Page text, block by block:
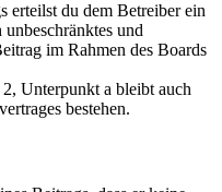
erteilst du dem Betreiber ein
und
im Rahmen des Boards
Unterpunkt a bleibt auch
bestehen.